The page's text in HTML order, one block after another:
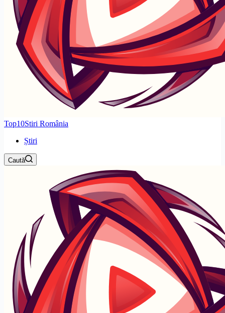
Top10Stiri România
Știri
Caută